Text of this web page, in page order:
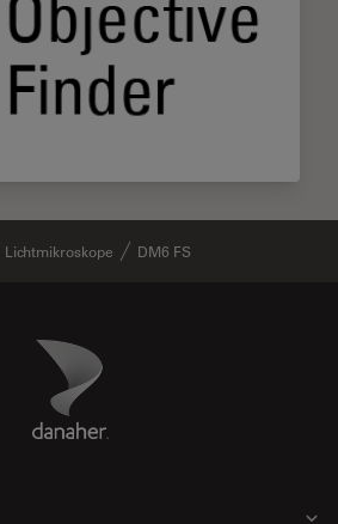
Lichtmikroskope DM6 FS
Danaher Logo